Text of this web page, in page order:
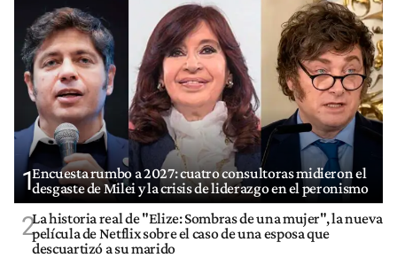
1Encuesta rumbo a 2027: cuatro consultoras midieron el
desgaste de Milei y la crisis de liderazgo en el peronismo
2La historia real de "Elize: Sombras de una mujer", la nueva
película de Netflix sobre el caso de una esposa que
descuartizó a su marido